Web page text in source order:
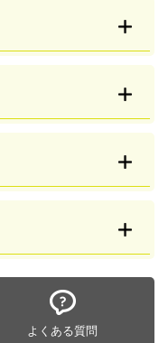
よくある質問